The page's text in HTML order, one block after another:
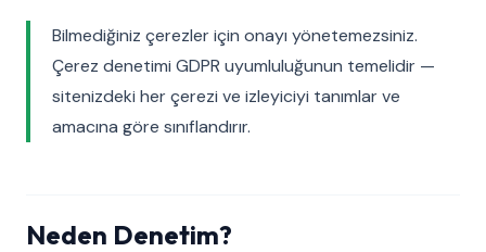
Bilmediğiniz çerezler için onayı yönetemezsiniz.
Çerez denetimi GDPR uyumluluğunun temelidir —
sitenizdeki her çerezi ve izleyiciyi tanımlar ve
amacına göre sınıflandırır.
Neden Denetim?